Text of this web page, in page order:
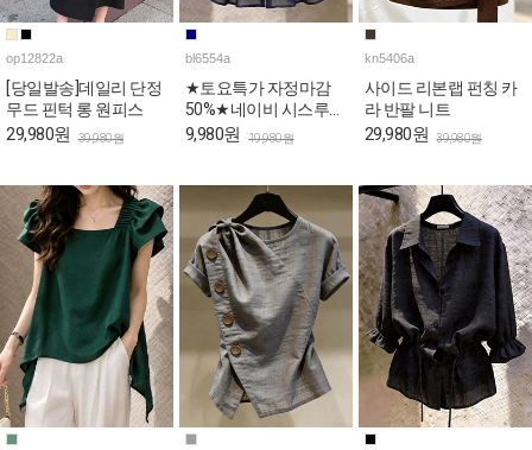
op12822a
[당일발송]데일리 단정
무드 핀턱 롱 원피스
29,980원 39,980원
bl6554a
★토요특가 자정마감
50%★네이비 시스루
퍼프 페플럼 블라우스
9,980원 19,980원
kn5406a
사이드 리본랩 펀칭 카
라 반팔 니트
29,980원 39,980원